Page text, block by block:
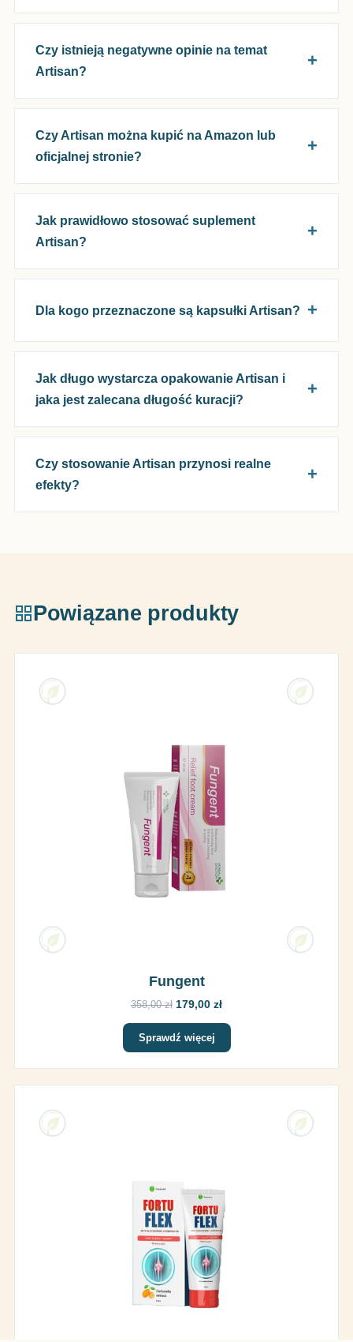
Czy istnieją negatywne opinie na temat
Artisan?
Czy Artisan można kupić na Amazon lub
oficjalnej stronie?
Jak prawidłowo stosować suplement
Artisan?
Dla kogo przeznaczone są kapsułki Artisan?
Jak długo wystarcza opakowanie Artisan i
jaka jest zalecana długość kuracji?
Czy stosowanie Artisan przynosi realne
efekty?
Powiązane produkty
Fungent
358,00 zł 179,00 zł
Sprawdź więcej